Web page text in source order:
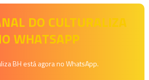
DO CULTURALIZA
WHATSAPP
BH está agora no WhatsApp.